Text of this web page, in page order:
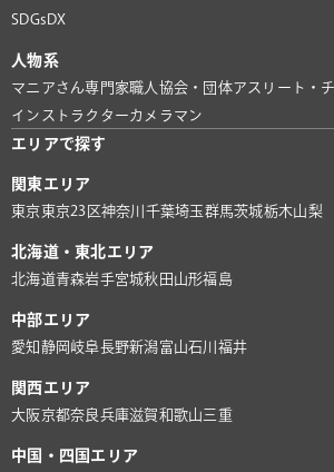
SDGsDX
人物系
マニアさん専門家職人 協会・団体アスリート・
インストラクターカメラマン
エリアで探す
関東エリア
東京東京23区神奈川 千葉埼玉群馬茨城栃木山梨
北海道・東北エリア
北海道青森岩手宮城秋田 山形福島
中部エリア
愛知 静岡 岐阜長野新潟富山石川 福井
関西エリア
大阪京都奈良兵庫滋賀和歌山三重
中国・四国エリア